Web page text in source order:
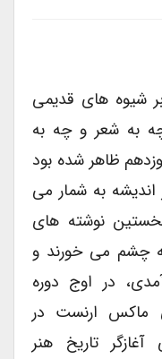
شیوه های قدیمی
به شعر و چه به
ظاهر شده بود
به شمار می
نوشته های
چشم می خورند و
در اوج دوره
ماکس ارنست در
تاریخ هنر